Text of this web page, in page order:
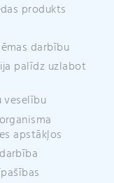
produkts
darbību
palīdz uzlabot
veselību
apstākļos